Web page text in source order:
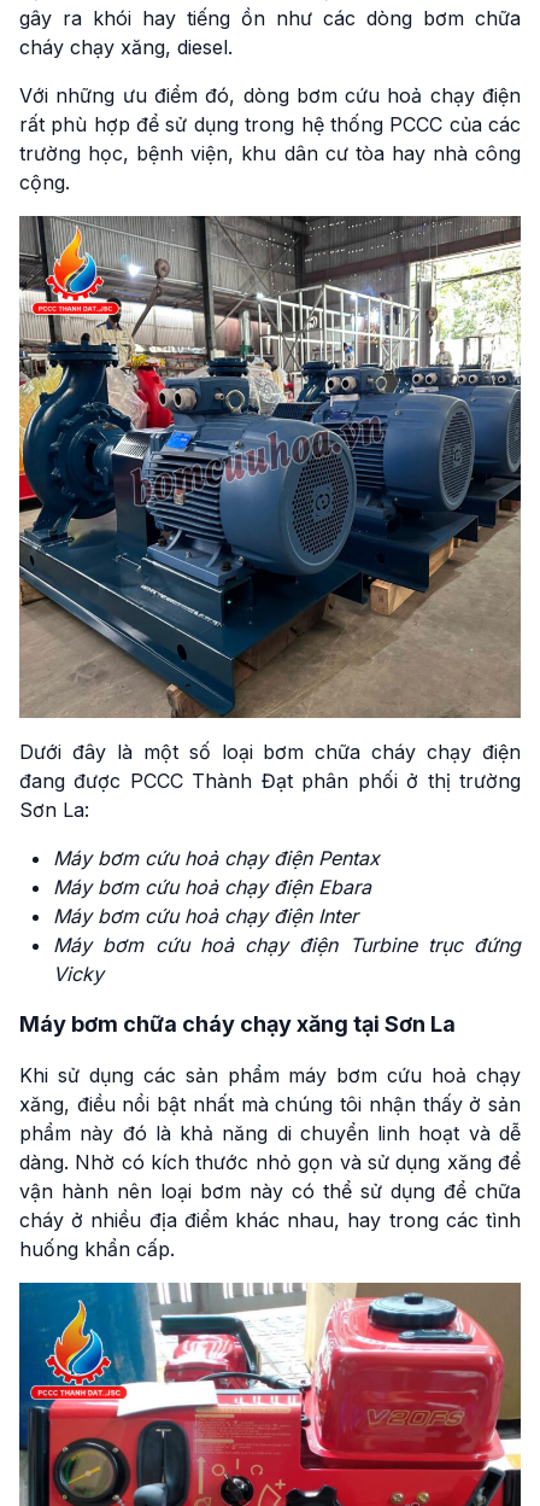
gây ra khói hay tiếng ồn như các dòng bơm chữa
cháy chạy xăng, diesel.
Với những ưu điểm đó, dòng bơm cứu hoả chạy điện
rất phù hợp để sử dụng trong hệ thống PCCC của các
trường học, bệnh viện, khu dân cư tòa hay nhà công
cộng.
Dưới đây là một số loại bơm chữa cháy chạy điện
đang được PCCC Thành Đạt phân phối ở thị trường
Sơn La:
Máy bơm cứu hoả chạy điện Pentax
Máy bơm cứu hoả chạy điện Ebara
Máy bơm cứu hoả chạy điện Inter
Máy bơm cứu hoả chạy điện Turbine trục đứng
Vicky
Máy bơm chữa cháy chạy xăng tại Sơn La
Khi sử dụng các sản phẩm máy bơm cứu hoả chạy
xăng, điều nổi bật nhất mà chúng tôi nhận thấy ở sản
phẩm này đó là khả năng di chuyển linh hoạt và dễ
dàng. Nhờ có kích thước nhỏ gọn và sử dụng xăng để
vận hành nên loại bơm này có thể sử dụng để chữa
cháy ở nhiều địa điểm khác nhau, hay trong các tình
huống khẩn cấp.